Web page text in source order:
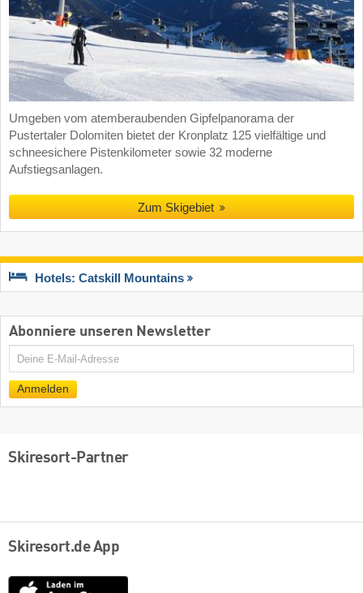
Umgeben vom atemberaubenden Gipfelpanorama der
Pustertaler Dolomiten bietet der Kronplatz 125 vielfältige und
schneesichere Pistenkilometer sowie 32 moderne
Aufstiegsanlagen.
Zum Skigebiet
Hotels: Catskill Mountains
Abonniere unseren Newsletter
E-
Anmelden
Skiresort-Partner
Skiresort.de App
App